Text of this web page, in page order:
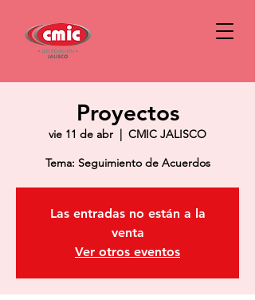
Proyectos
vie 11 de abr
  |
CMIC JALISCO
Tema: Seguimiento de Acuerdos
Las entradas no están a la
venta
Ver otros eventos